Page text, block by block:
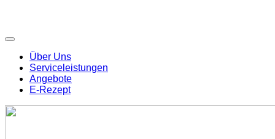
Über Uns
Serviceleistungen
Angebote
E-Rezept